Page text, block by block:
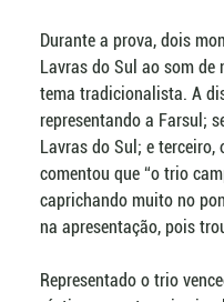
Durante a prova, dois
Lavras do Sul ao som
tema tradicionalista. A
representando a Farsul;
Lavras do Sul; e
comentou que “o trio
caprichando muito no
na apresentação, pois
Representado o trio